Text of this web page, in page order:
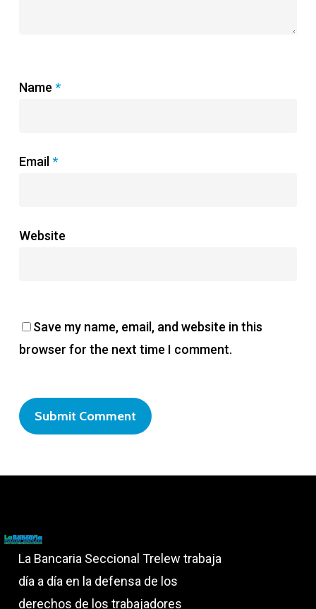
Name *
Email*
Website
Save my name, email, and website in this
browser for the next time I comment.
La Bancaria Seccional Trelew trabaja
día a día en la defensa de los
derechos de los trabajadores